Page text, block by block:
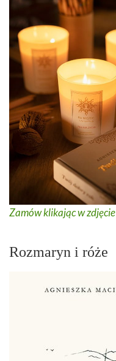
Zamów klikając w zdjęcie
Rozmaryn i róże